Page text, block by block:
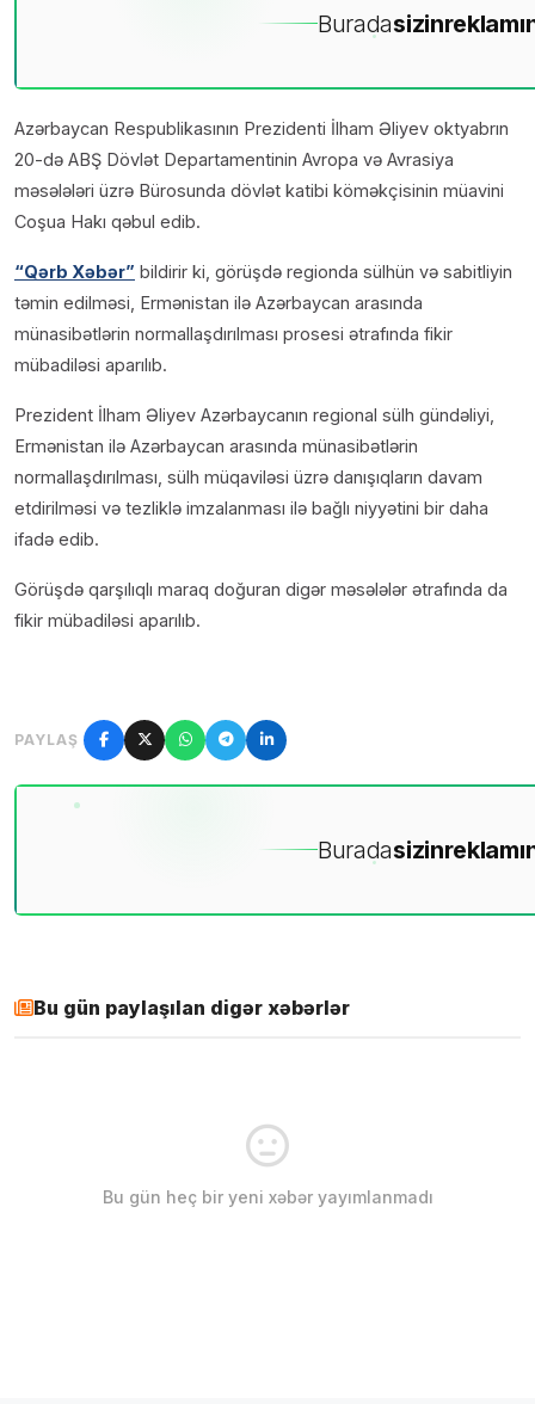
Buradasizin
Azərbaycan Respublikasının Prezidenti İlham Əliyev oktyabrın
20-də ABŞ Dövlət Departamentinin Avropa və Avrasiya
məsələləri üzrə Bürosunda dövlət katibi köməkçisinin müavini
Coşua Hakı qəbul edib.
“Qərb Xəbər” bildirir ki, görüşdə regionda sülhün və sabitliyin
təmin edilməsi, Ermənistan ilə Azərbaycan arasında
münasibətlərin normallaşdırılması prosesi ətrafında fikir
mübadiləsi aparılıb.
Prezident İlham Əliyev Azərbaycanın regional sülh gündəliyi,
Ermənistan ilə Azərbaycan arasında münasibətlərin
normallaşdırılması, sülh müqaviləsi üzrə danışıqların davam
etdirilməsi və tezliklə imzalanması ilə bağlı niyyətini bir daha
ifadə edib.
Görüşdə qarşılıqlı maraq doğuran digər məsələlər ətrafında da
fikir mübadiləsi aparılıb.
PAYLAŞ
Buradasizin
Bu gün paylaşılan digər xəbərlər
Bu gün heç bir yeni xəbər yayımlanmadı